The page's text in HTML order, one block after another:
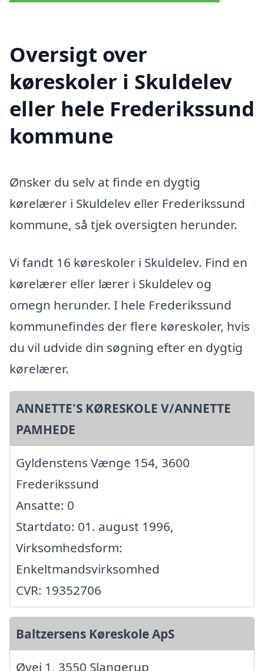
Oversigt over
køreskoler i Skuldelev
eller hele Frederikssund
kommune
Ønsker du selv at finde en dygtig
kørelærer i Skuldelev eller Frederikssund
kommune, så tjek oversigten herunder.
Vi fandt 16 køreskoler i Skuldelev. Find en
kørelærer eller lærer i Skuldelev og
omegn herunder. I hele Frederikssund
kommunefindes der flere køreskoler, hvis
du vil udvide din søgning efter en dygtig
kørelærer.
ANNETTE'S KØRESKOLE V/ANNETTE
PAMHEDE
Gyldenstens Vænge 154, 3600
Frederikssund
Ansatte: 0
Startdato: 01. august 1996,
Virksomhedsform:
Enkeltmandsvirksomhed
CVR: 19352706
Baltzersens Køreskole ApS
Øvej 1, 3550 Slangerup